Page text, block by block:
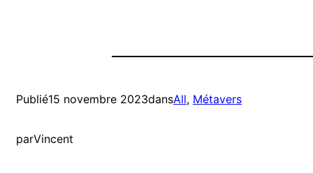
Publié15 novembre 2023dansAll, Métavers
parVincent